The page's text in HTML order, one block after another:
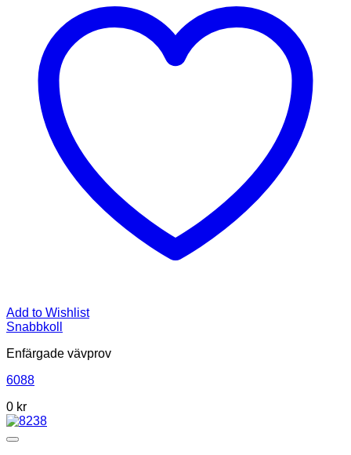
Add to Wishlist
Snabbkoll
Enfärgade vävprov
6088
0 kr